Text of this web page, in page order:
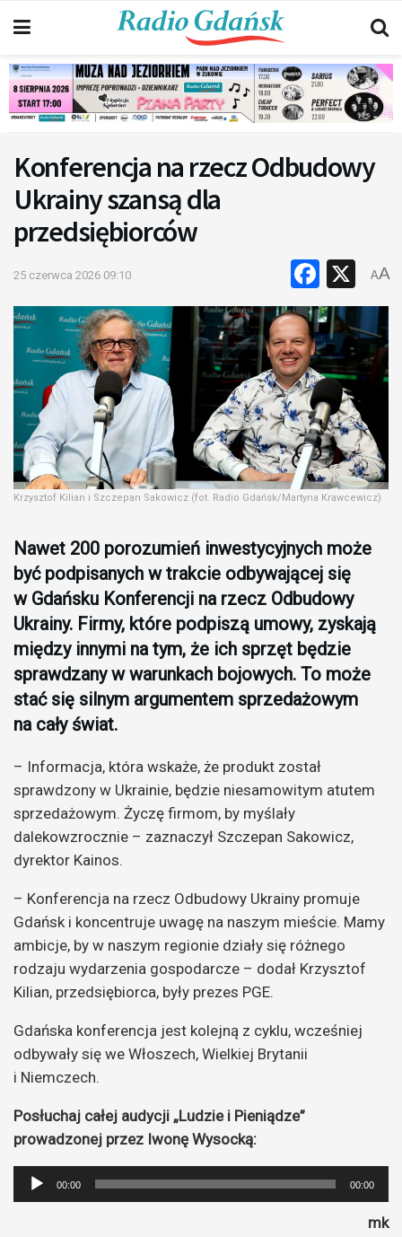
Konferencja na rzecz Odbudowy
Ukrainy szansą dla
przedsiębiorców
25 czerwca 2026 09:10 X
AA
Krzysztof Kilian i Szczepan Sakowicz (fot. Radio Gdańsk/Martyna Krawcewicz)
Nawet 200 porozumień inwestycyjnych może
być podpisanych w trakcie odbywającej się
w Gdańsku Konferencji na rzecz Odbudowy
Ukrainy. Firmy, które podpiszą umowy, zyskają
między innymi na tym, że ich sprzęt będzie
sprawdzany w warunkach bojowych. To może
stać się silnym argumentem sprzedażowym
na cały świat.
– Informacja, która wskaże, że produkt został
sprawdzony w Ukrainie, będzie niesamowitym atutem
sprzedażowym. Życzę firmom, by myślały
dalekowzrocznie – zaznaczył Szczepan Sakowicz,
dyrektor Kainos.
– Konferencja na rzecz Odbudowy Ukrainy promuje
Gdańsk i koncentruje uwagę na naszym mieście. Mamy
ambicje, by w naszym regionie działy się różnego
rodzaju wydarzenia gospodarcze – dodał Krzysztof
Kilian, przedsiębiorca, były prezes PGE.
Gdańska konferencja jest kolejną z cyklu, wcześniej
odbywały się we Włoszech, Wielkiej Brytanii
i Niemczech.
Posłuchaj całej audycji „Ludzie i Pieniądze”
prowadzonej przez Iwonę Wysocką:
Odtwarzacz
plików
00:00 00:00
mk